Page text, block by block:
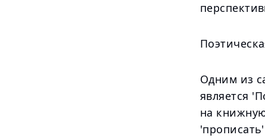
Одним из
является
на